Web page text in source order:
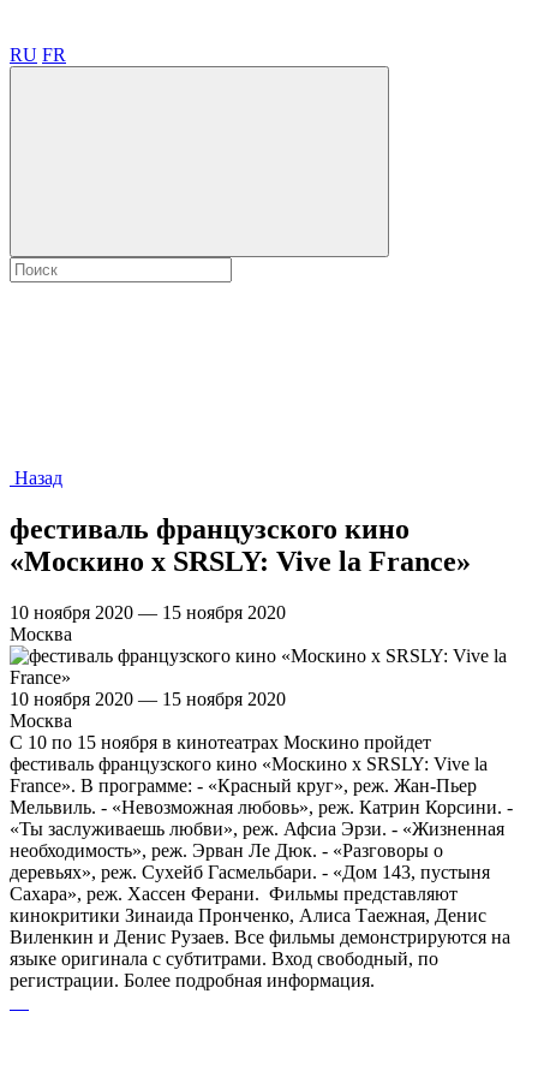
RU FR
Назад
фестиваль французского кино
«Москино х SRSLY: Vive la France»
10 ноября 2020 — 15 ноября 2020
Москва
10 ноября 2020 — 15 ноября 2020
Москва
С 10 по 15 ноября в кинотеатрах Москино пройдет
фестиваль французского кино «Москино х SRSLY: Vive la
France». В программе: - «Красный круг», реж. Жан-Пьер
Мельвиль. - «Невозможная любовь», реж. Катрин Корсини. -
«Ты заслуживаешь любви», реж. Афсиа Эрзи. - «Жизненная
необходимость», реж. Эрван Ле Дюк. - «Разговоры о
деревьях», реж. Сухейб Гасмельбари. - «Дом 143, пустыня
Сахара», реж. Хассен Ферани. Фильмы представляют
кинокритики Зинаида Пронченко, Алиса Таежная, Денис
Виленкин и Денис Рузаев. Все фильмы демонстрируются на
языке оригинала с субтитрами. Вход свободный, по
регистрации. Более подробная информация.